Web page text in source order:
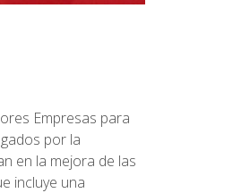
Empresas para
por la
en la mejora de las
incluye una